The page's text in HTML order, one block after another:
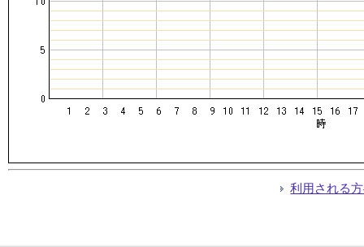
利用される